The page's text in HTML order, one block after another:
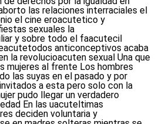
las relaciones interraciales el
el cine eroacutetico y
sexuales la
y sobre todo el faacutecil
anticonceptivos acaba
la revolucioacuten sexual Una que
mujeres al frente Los hombres
las suyas en el pasado y por
a esta pero solo con la
pudo llegar un verdadero
En las uacuteltimas
deciden voluntaria y